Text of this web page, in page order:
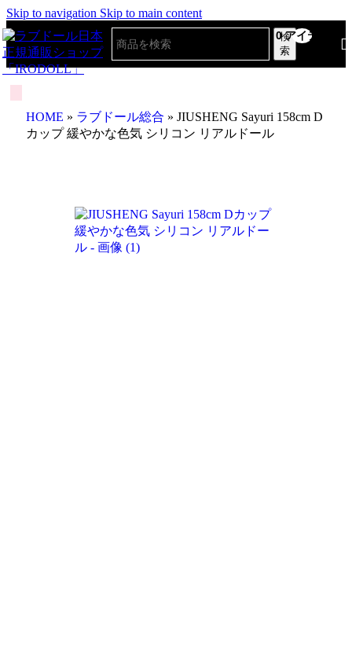
Skip to navigation Skip to main content
検
索
0アイテム
HOME » ラブドール総合 » JIUSHENG Sayuri 158cm D
カップ 緩やかな色気 シリコン リアルドール